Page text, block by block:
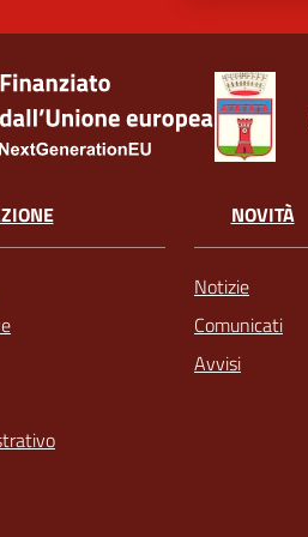
NOVITÀ
Notizie
Comunicati
Avvisi